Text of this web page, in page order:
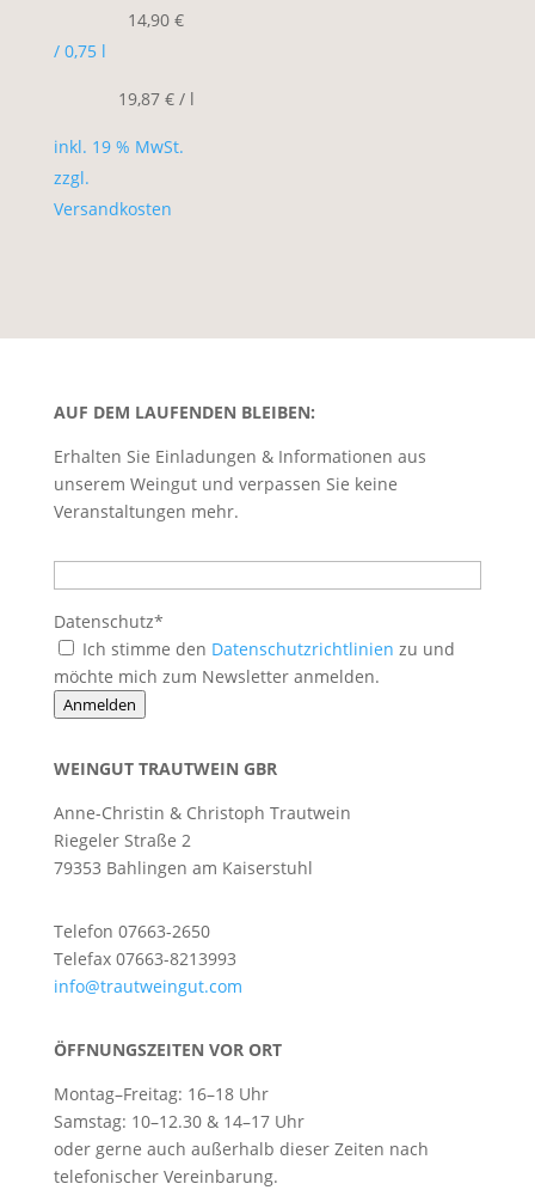
14,90€
/ 0,75 l
19,87 €/ l
inkl. 19 % MwSt.
zzgl.
Versandkosten
AUF DEM LAUFENDEN BLEIBEN:
Erhalten Sie Einladungen & Informationen aus
unserem Weingut und verpassen Sie keine
Veranstaltungen mehr.
Datenschutz*
Ich stimme den Datenschutzrichtlinien zu und
möchte mich zum Newsletter anmelden.
Anmelden
WEINGUT TRAUTWEIN GBR
Anne-Christin & Christoph Trautwein
Riegeler Straße 2
79353 Bahlingen am Kaiserstuhl
Telefon 07663-2650
Telefax 07663-8213993
info@trautweingut.com
ÖFFNUNGSZEITEN VOR ORT
Montag–Freitag: 16–18 Uhr
Samstag: 10–12.30 & 14–17 Uhr
oder gerne auch außerhalb dieser Zeiten nach
telefonischer Vereinbarung.